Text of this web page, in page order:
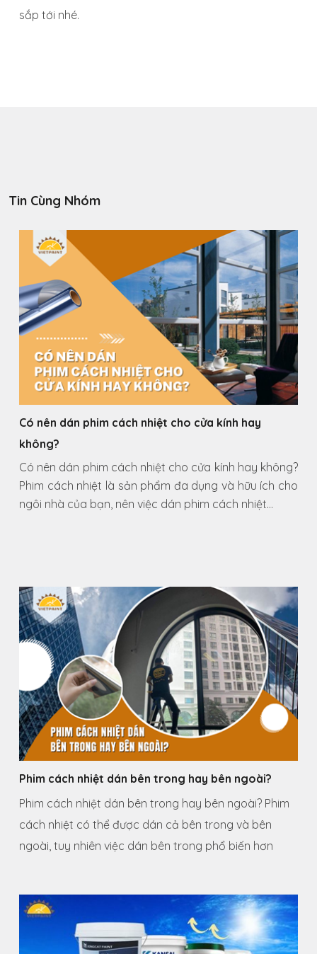
sắp tới nhé.
Tin Cùng Nhóm
Có nên dán phim cách nhiệt cho cửa kính hay
không?
Có nên dán phim cách nhiệt cho cửa kính hay không?
Phim cách nhiệt là sản phẩm đa dụng và hữu ích cho
ngôi nhà của bạn, nên việc dán phim cách nhiệt…
Phim cách nhiệt dán bên trong hay bên ngoài?
Phim cách nhiệt dán bên trong hay bên ngoài? Phim
cách nhiệt có thể được dán cả bên trong và bên
ngoài, tuy nhiên việc dán bên trong phổ biến hơn